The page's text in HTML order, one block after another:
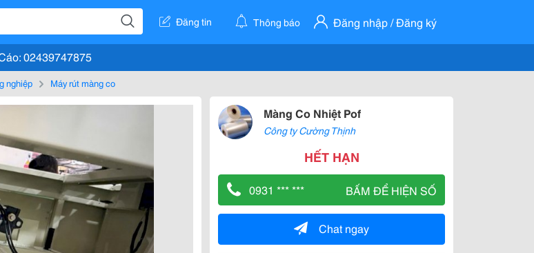
Đăng tin Thông báo Đăng nhập / Đăng ký
02439747875
nghiệp Máy rút màng co
Màng Co Nhiệt Pof
Công ty Cường Thịnh
HẾT HẠN
0931 *** *** BẤM ĐỂ HIỆN SỐ
Chat ngay